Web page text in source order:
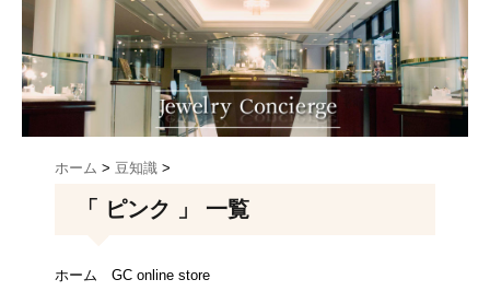
ホーム > 豆知識 >
「 ピンク 」 一覧
ホーム GC online store